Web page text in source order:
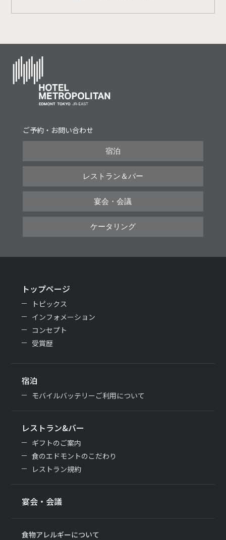
ご予約・お問い合わせ
宿泊
レストラン＆バー
宴会・会議
ケータリング
トップページ
トピックス
インフォメーション
コンセプト
受賞歴
宿泊
モバイルバッテリーご利用について
レストラン&バー
ギフトのご案内
食のエドモントのこだわり
レストラン規約
宴会・会議
食物アレルギーについて